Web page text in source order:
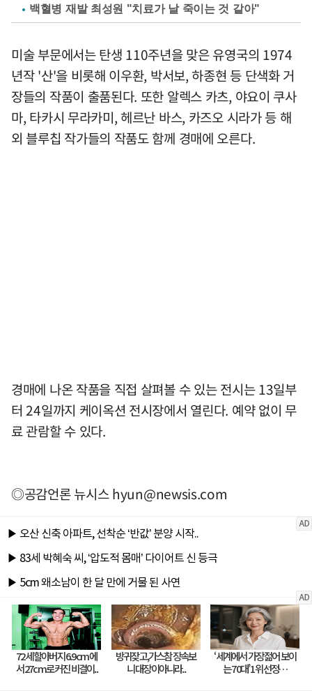
백혈병 재발 최성원 "치료가 날 죽이는 것 같아"
미술 부문에서는 탄생 110주년을 맞은 유영국의 1974
년작 '산'을 비롯해 이우환, 박서보, 하종현 등 단색화 거
장들의 작품이 출품된다. 또한 알렉스 카츠, 야요이 쿠사
마, 타카시 무라카미, 헤르난 바스, 카즈오 시라가 등 해
외 블루칩 작가들의 작품도 함께 경매에 오른다.
경매에 나온 작품을 직접 살펴볼 수 있는 전시는 13일부
터 24일까지 케이옥션 전시장에서 열린다. 예약 없이 무
료 관람할 수 있다.
◎공감언론 뉴시스hyun@newsis.com